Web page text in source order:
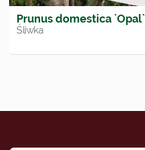
Prunus domestica `Opal`
Śliwka